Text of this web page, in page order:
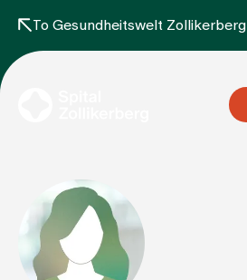
To Gesundheitswelt Zollikerberg
Specialist areas